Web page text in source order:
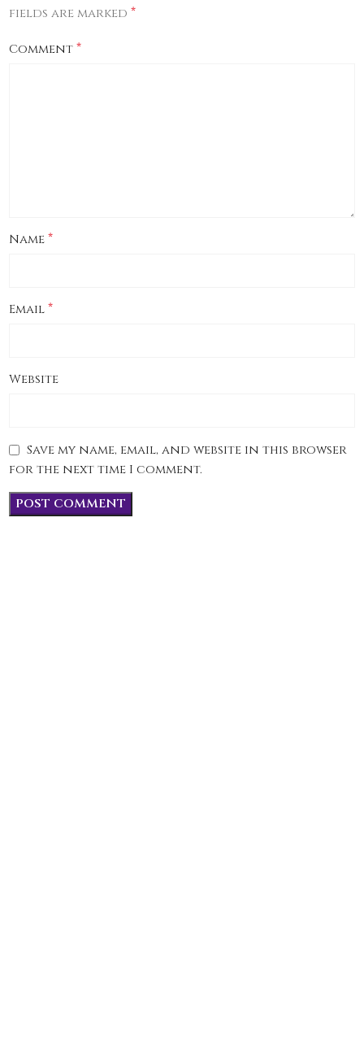
fields are marked*
Comment*
Name*
Email*
Website
Save my name, email, and website in this browser
for the next time I comment.